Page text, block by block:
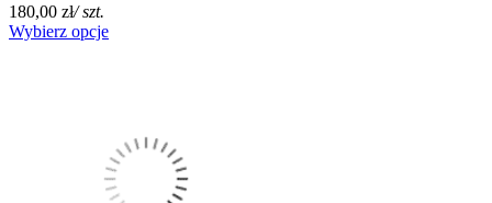
180,00 zł/ szt.
Wybierz opcje